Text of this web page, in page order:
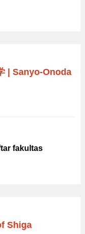
| Sanyo-Onoda
fakultas
Shiga